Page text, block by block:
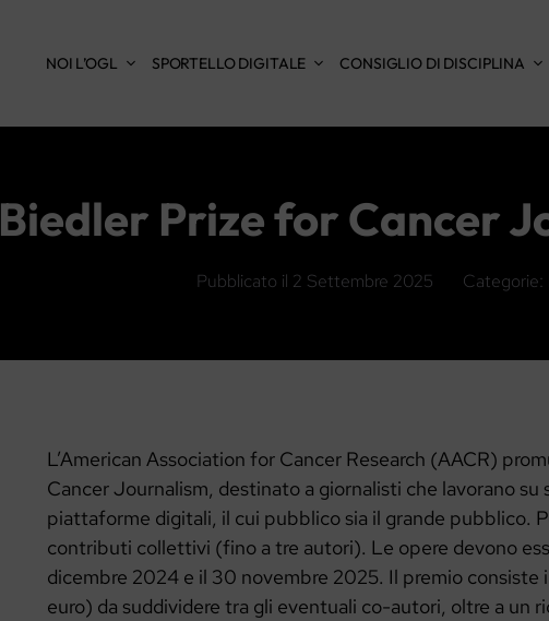
NOI L’OGL SPORTELLO DIGITALE CONSIGLIO DI DISCIPLINA
Biedler Prize for Cancer
Pubblicato il 2 Settembre 2025 Categorie:
L’American Association for Cancer Research (AACR)
Cancer Journalism, destinato a giornalisti che lavorano su
piattaforme digitali, il cui pubblico sia il grande pubblico.
contributi collettivi (fino a tre autori). Le opere devono
dicembre 2024 e il 30 novembre 2025. Il premio
euro) da suddividere tra gli eventuali co-autori, oltre a un